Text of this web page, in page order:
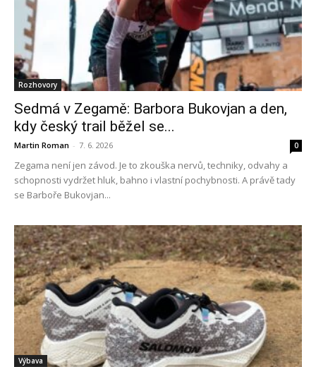
Rozhovory
Sedmá v Zegamě: Barbora Bukovjan a den,
kdy český trail běžel se...
Martin Roman - 7. 6. 2026 0
Zegama není jen závod. Je to zkouška nervů, techniky, odvahy a
schopnosti vydržet hluk, bahno i vlastní pochybnosti. A právě tady
se Barboře Bukovjan...
Výbava